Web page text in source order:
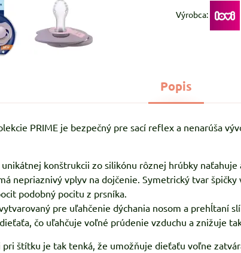
Výrobca:
Popis
PRIME je bezpečný pre sací reflex a nenarúša
unikátnej konštrukcii zo silikónu rôznej hrúbky
nepriaznivý vplyv na dojčenie. Symetrický tvar
podobný pocitu z prsníka.
pre uľahčenie dýchania nosom a prehĺtaní
čo uľahčuje voľné prúdenie vzduchu a znižuje
pri štítku je tak tenká, že umožňuje dieťaťu voľne